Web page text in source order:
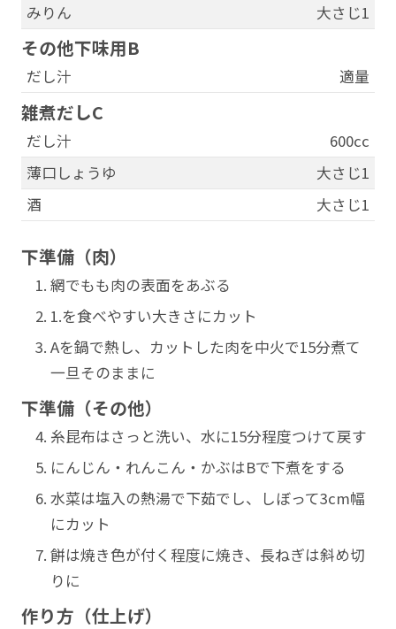
みりん
大さじ1
その他下味用B
だし汁 適量
雑煮だしC
だし汁
600cc
薄口しょうゆ
大さじ1
酒
大さじ1
下準備（肉）
網でもも肉の表面をあぶる
1.を食べやすい大きさにカット
Aを鍋で熱し、カットした肉を中火で15分煮て
一旦そのままに
下準備（その他）
糸昆布はさっと洗い、水に15分程度つけて戻す
にんじん・れんこん・かぶはBで下煮をする
水菜は塩入の熱湯で下茹でし、しぼって3cm幅
にカット
餅は焼き色が付く程度に焼き、長ねぎは斜め切
りに
作り方（仕上げ）